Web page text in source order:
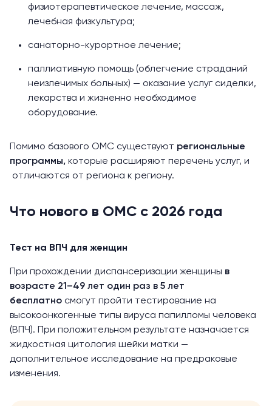
физиотерапевтическое лечение, массаж,
лечебная физкультура;
санаторно-курортное лечение;
паллиативную помощь (облегчение страданий
неизлечимых больных) — оказание услуг сиделки,
лекарства и жизненно необходимое
оборудование.
Помимо базового ОМС существуют региональные
программы, которые расширяют перечень услуг, и
отличаются от региона к региону.
Что нового в ОМС с 2026 года
Тест на ВПЧ для женщин
При прохождении диспансеризации женщины в
возрасте 21–49 лет один раз в 5 лет
бесплатно смогут пройти тестирование на
высокоонкогенные типы вируса папилломы человека
(ВПЧ). При положительном результате назначается
жидкостная цитология шейки матки —
дополнительное исследование на предраковые
изменения.